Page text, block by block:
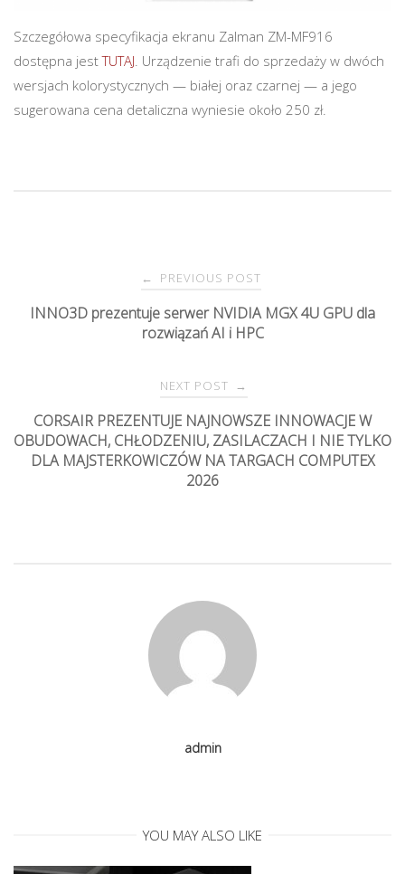
Szczegółowa specyfikacja ekranu Zalman ZM-MF916
dostępna jestTUTAJ. Urządzenie trafi do sprzedaży w dwóch
wersjach kolorystycznych — białej oraz czarnej — a jego
sugerowana cena detaliczna wyniesie około 250 zł.
t
o
← PREVIOUS POST
INNO3D prezentuje serwer NVIDIA MGX 4U GPU dla
rozwiązań AI i HPC
NEXT POST →
CORSAIR PREZENTUJE NAJNOWSZE INNOWACJE W
OBUDOWACH, CHŁODZENIU, ZASILACZACH I NIE TYLKO
DLA MAJSTERKOWICZÓW NA TARGACH COMPUTEX
2026
admin
YOU MAY ALSO LIKE